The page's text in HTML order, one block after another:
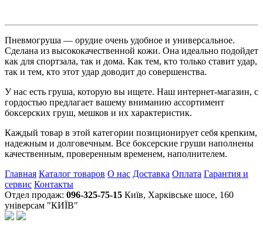
Пневмогруша — орудие очень удобное и универсальное.
Сделана из высококачественной кожи. Она идеально подойдет
как для спортзала, так и дома. Как тем, кто только ставит удар,
так и тем, кто этот удар доводит до совершенства.
У нас есть груша, которую вы ищете. Наш интернет-магазин, с
гордостью предлагает вашему вниманию ассортимент
боксерских груш, мешков и их характеристик.
Каждый товар в этой категории позиционирует себя крепким,
надежным и долговечным. Все боксерские груши наполнены
качественным, проверенным временем, наполнителем.
Главная Каталог товаров О нас Доставка Оплата Гарантия и
сервис Контакты
Отдел продаж: 096-325-75-15 Київ, Харківське шосе, 160
універсам "КИЇВ"